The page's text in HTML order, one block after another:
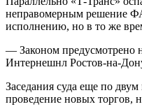
неправомерным решение
исполнению, но в то же
— Законом предусмотрено
Интернешнл Ростов-на-
Заседания суда еще по
проведение новых торгов,